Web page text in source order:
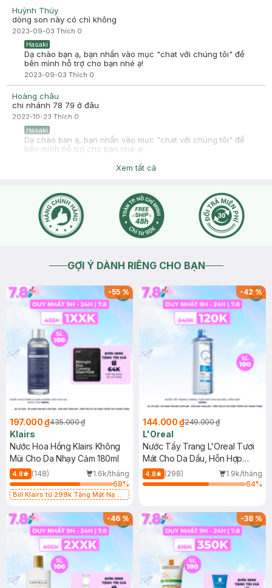
Huỳnh Thúy
dòng son này có chì không
2023-09-03 Thích 0
Hasaki
Dạ chào bạn ạ, bạn nhấn vào mục "chat với chúng tôi" để
bên mình hỗ trợ cho bạn nhé ạ!
2023-09-03 Thích 0
Hoàng châu
chi nhánh 78 79 ở đâu
2022-10-23 Thích 0
Hasaki
Dạ chào bạn ạ, bạn nhấn vào mục "chat với chúng tôi" để
bên mình hỗ trợ cho bạn nhé ạ!
Xem tất cả
GỢI Ý DÀNH RIÊNG CHO BẠN
-55%
197.000 ₫435.000 ₫
Klairs
Nước Hoa Hồng Klairs Không
Mùi Cho Da Nhạy Cảm 180ml
4.8 (148)
1.6k/tháng
68%
Bill Klairs từ 299k Tặng Mặt Nạ
25ml (SL Có Hạn)
-42%
144.000 ₫249.000 ₫
L'Oreal
Nước Tẩy Trang L'Oreal Tươi
Mát Cho Da Dầu, Hỗn Hợp
400ml
4.8 (298)
1.9k/tháng
64%
-46% -38%